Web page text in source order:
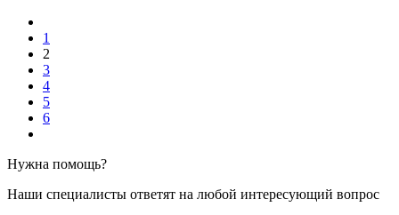
1
2
3
4
5
6
Нужна помощь?
Наши специалисты ответят на любой интересующий вопрос